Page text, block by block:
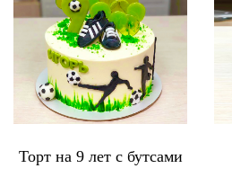
Торт на 9 лет с бутсами